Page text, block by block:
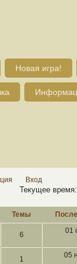
Новая игра!
Вход
Текущее
Темы
6
01
1
05